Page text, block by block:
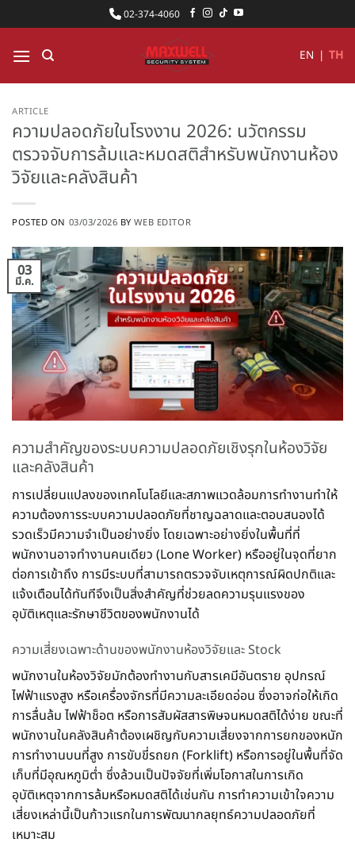
ไป
ยัง
เนื้อหา
02-374-4060
EN | TH
ARTICLE
ความปลอดภัยในโรงงาน 2026: นวัตกรรม
ตรวจจับการล้มและหมดสติสำหรับพนักงานห้อง
วิจัยและคลังสินค้า
POSTED ON 03/03/2026 BYWEB EDITOR
03
มี.ค.
ความสำคัญของระบบความปลอดภัยเชิงรุกในห้องวิจัย
และคลังสินค้า
การเปลี่ยนแปลงของเทคโนโลยีและสภาพแวดล้อมการทำงานทำให้
ความต้องการระบบความปลอดภัยที่ชาญฉลาดและตอบสนองได้
รวดเร็วมีความจำเป็นอย่างยิ่ง โดยเฉพาะอย่างยิ่งในพื้นที่ที่
พนักงานอาจทำงานคนเดียว (Lone Worker) หรืออยู่ในจุดที่ยาก
ต่อการเข้าถึง การมีระบบที่สามารถตรวจจับเหตุการณ์ผิดปกติและ
แจ้งเตือนได้ทันทีจึงเป็นสิ่งสำคัญที่ช่วยลดความรุนแรงของ
อุบัติเหตุและรักษาชีวิตของพนักงานได้
ความเสี่ยงเฉพาะด้านของพนักงานห้องวิจัยและ Stock
พนักงานในห้องวิจัยมักต้องทำงานกับสารเคมีอันตราย อุปกรณ์
ไฟฟ้าแรงสูง หรือเครื่องจักรที่มีความละเอียดอ่อน ซึ่งอาจก่อให้เกิด
การลื่นล้ม ไฟฟ้าช็อต หรือการสัมผัสสารพิษจนหมดสติได้ง่าย ขณะที่
พนักงานในคลังสินค้าต้องเผชิญกับความเสี่ยงจากการยกของหนัก
การทำงานบนที่สูง การขับขี่รถยก (Forklift) หรือการอยู่ในพื้นที่จัด
เก็บที่มีอุณหภูมิต่ำ ซึ่งล้วนเป็นปัจจัยที่เพิ่มโอกาสในการเกิด
อุบัติเหตุจากการล้มหรือหมดสติได้เช่นกัน การทำความเข้าใจความ
เสี่ยงเหล่านี้เป็นก้าวแรกในการพัฒนากลยุทธ์ความปลอดภัยที่
เหมาะสม